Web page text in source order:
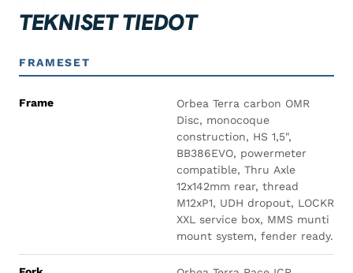
TEKNISET TIEDOT
FRAMESET
Frame
Orbea Terra carbon OMR
Disc, monocoque
construction, HS 1,5",
BB386EVO, powermeter
compatible, Thru Axle
12x142mm rear, thread
M12xP1, UDH dropout, LOCKR
XXL service box, MMS munti
mount system, fender ready.